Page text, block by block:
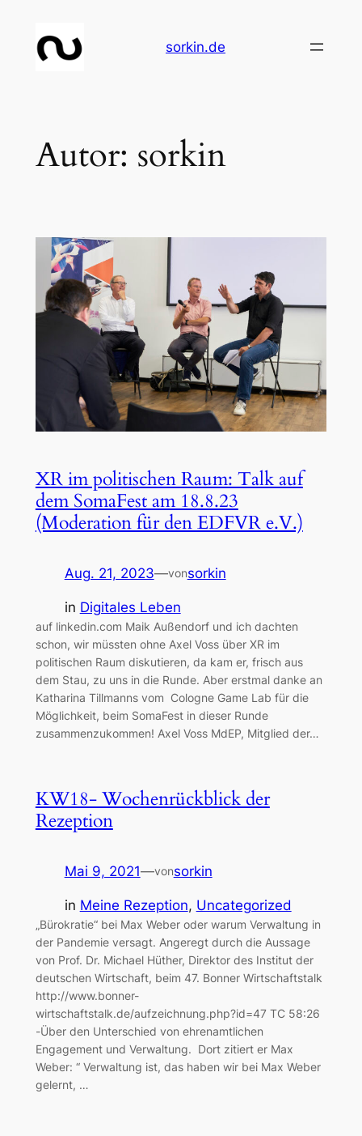
Inhalt
springen
sorkin.de
Autor: sorkin
XR im politischen Raum: Talk auf
dem SomaFest am 18.8.23
(Moderation für den EDFVR e.V.)
Aug. 21, 2023—vonsorkin
in Digitales Leben
auf linkedin.com Maik Außendorf und ich dachten
schon, wir müssten ohne Axel Voss über XR im
politischen Raum diskutieren, da kam er, frisch aus
dem Stau, zu uns in die Runde. Aber erstmal danke an
Katharina Tillmanns vom Cologne Game Lab für die
Möglichkeit, beim SomaFest in dieser Runde
zusammenzukommen! Axel Voss MdEP, Mitglied der…
KW18- Wochenrückblick der
Rezeption
Mai 9, 2021—vonsorkin
in Meine Rezeption, Uncategorized
„Bürokratie“ bei Max Weber oder warum Verwaltung in
der Pandemie versagt. Angeregt durch die Aussage
von Prof. Dr. Michael Hüther, Direktor des Institut der
deutschen Wirtschaft, beim 47. Bonner Wirtschaftstalk
http://www.bonner-
wirtschaftstalk.de/aufzeichnung.php?id=47 TC 58:26
-Über den Unterschied von ehrenamtlichen
Engagement und Verwaltung. Dort zitiert er Max
Weber: “ Verwaltung ist, das haben wir bei Max Weber
gelernt, …